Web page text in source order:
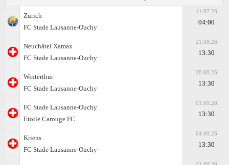
Zürich
FC Stade Lausanne-Ouchy
11.07.26
04:00
Neuchâtel Xamax
FC Stade Lausanne-Ouchy
21.08.26
13:30
Winterthur
FC Stade Lausanne-Ouchy
28.08.26
13:30
FC Stade Lausanne-Ouchy
Etoile Carouge FC
01.09.26
13:30
Kriens
FC Stade Lausanne-Ouchy
04.09.26
13:30